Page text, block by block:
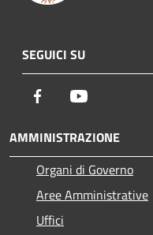
SEGUICI SU
Facebook
AMMINISTRAZIONE
Organi di Governo
Aree Amministrative
Uffici